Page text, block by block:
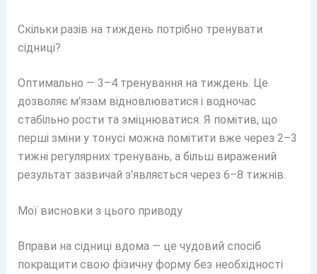
Скільки разів на тиждень потрібно тренувати
сідниці?
Оптимально — 3–4 тренування на тиждень. Це
дозволяє м’язам відновлюватися і водночас
стабільно рости та зміцнюватися. Я помітив, що
перші зміни у тонусі можна помітити вже через 2–3
тижні регулярних тренувань, а більш виражений
результат зазвичай з’являється через 6–8 тижнів.
Мої висновки з цього приводу
Вправи на сідниці вдома — це чудовий спосіб
покращити свою фізичну форму без необхідності